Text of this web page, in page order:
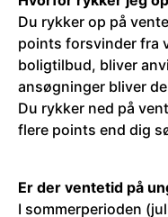
Du rykker op på
points forsvinder fra
boligtilbud, bliver
ansøgninger bliver
Du rykker ned på
flere points end dig
Er der ventetid på
I sommerperioden